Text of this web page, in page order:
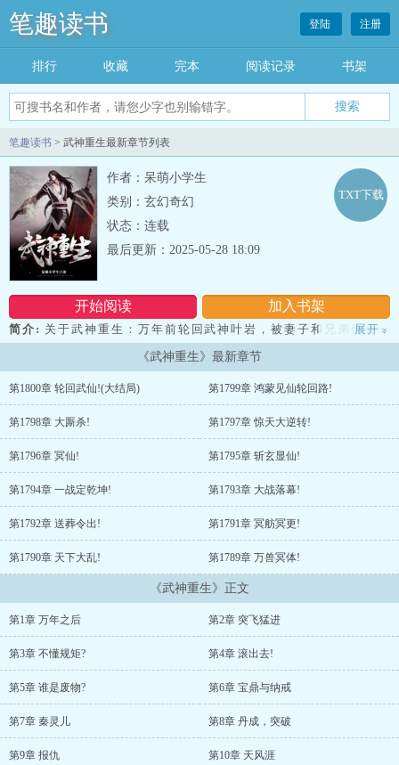
笔趣读书 登陆 注册
排行 收藏 完本 阅读记录 书架
笔趣读书 > 武神重生最新章节列表
作者：呆萌小学生
类别：玄幻奇幻
状态：连载
开始阅读 加入书架
TXT下载
最后更新：2025-05-28 18:09
简介: 关于武神重生：万年前轮回武神叶岩，被妻子和兄弟偷袭憾
陨。万年后武道风云变幻，惊世大战后无数传承至宝蒙尘。丹术成为
绝技，元符随眼可见，武神遗迹遍布。当叶岩再次睁开双眸，看到灵
药被视为草芥，至宝沦为废铁。叶岩顿时明白，这一世自己终将弥补
展开 »
《武神重生》最新章节
第1800章 轮回武仙!(大结局) 第1799章 鸿蒙见仙轮回路!
第1798章 大厮杀! 第1797章 惊天大逆转!
第1796章 冥仙! 第1795章 斩玄显仙!
第1794章 一战定乾坤! 第1793章 大战落幕!
第1792章 送葬令出! 第1791章 冥舫冥更!
第1790章 天下大乱! 第1789章 万兽冥体!
《武神重生》正文
第1章 万年之后 第2章 突飞猛进
第3章 不懂规矩? 第4章 滚出去!
第5章 谁是废物? 第6章 宝鼎与纳戒
第7章 秦灵儿 第8章 丹成，突破
第9章 报仇 第10章 天风涯